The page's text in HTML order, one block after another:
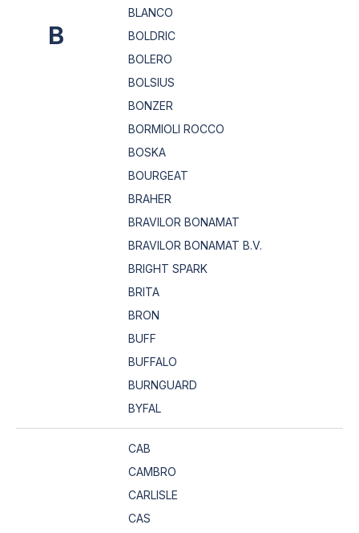
B
BLANCO
BOLDRIC
BOLERO
BOLSIUS
BONZER
BORMIOLI ROCCO
BOSKA
BOURGEAT
BRAHER
BRAVILOR BONAMAT
BRAVILOR BONAMAT B.V.
BRIGHT SPARK
BRITA
BRON
BUFF
BUFFALO
BURNGUARD
BYFAL
CAB
CAMBRO
CARLISLE
CAS